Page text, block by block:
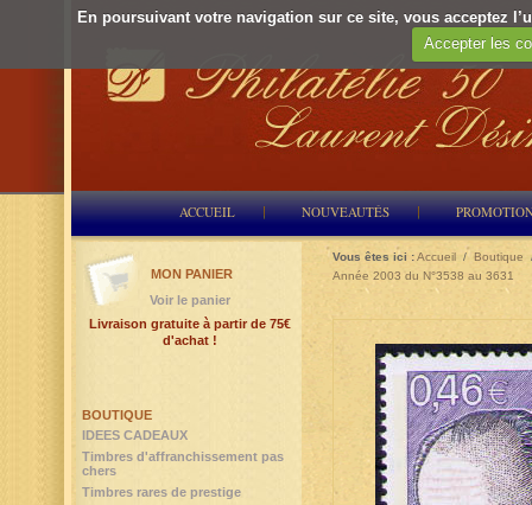
En poursuivant votre navigation sur ce site, vous acceptez
Accepter les
ACCUEIL NOUVEAUTÉS
Vous êtes ici :Accueil / Boutique
Année 2003 du N°3538 au 3631
BOUTIQUE
IDEES CADEAUX
Timbres d'affranchissement pas
chers
Timbres rares de prestige
MON PANIER
Voir le panier
Livraison gratuite à partir de 75€
d'achat !